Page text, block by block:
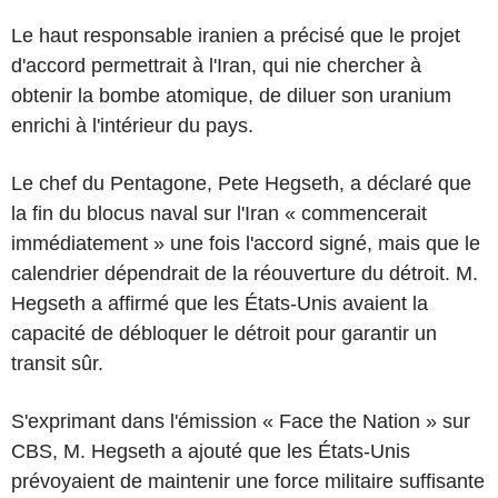
Le haut responsable iranien a précisé que le projet
d'accord permettrait à l'Iran, qui nie chercher à
obtenir la bombe atomique, de diluer son uranium
enrichi à l'intérieur du pays.
Le chef du Pentagone, Pete Hegseth, a déclaré que
la fin du blocus naval sur l'Iran « commencerait
immédiatement » une fois l'accord signé, mais que le
calendrier dépendrait de la réouverture du détroit. M.
Hegseth a affirmé que les États-Unis avaient la
capacité de débloquer le détroit pour garantir un
transit sûr.
S'exprimant dans l'émission « Face the Nation » sur
CBS, M. Hegseth a ajouté que les États-Unis
prévoyaient de maintenir une force militaire suffisante